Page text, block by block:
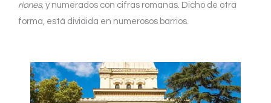
riones, y numerados con cifras romanas. Dicho de otra
forma, está dividida en numerosos barrios.